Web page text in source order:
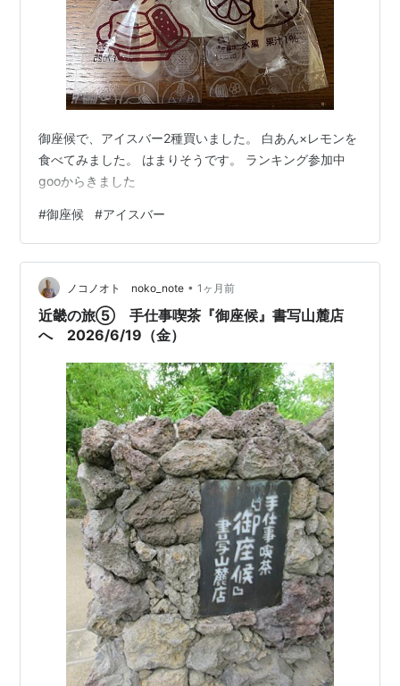
御座候で、アイスバー2種買いました。 白あん×レモンを
食べてみました。 はまりそうです。 ランキング参加中
gooからきました
#御座候 #アイスバー
ノコノオト noko_note • 1ヶ月前
近畿の旅⑤ 手仕事喫茶『御座候』書写山麓店
へ 2026/6/19（金）